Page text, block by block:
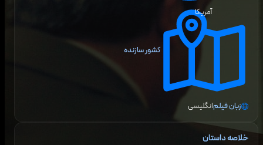
کشور سازنده
آمریکا
زبان فیلمانگلیسی
خلاصه داستان